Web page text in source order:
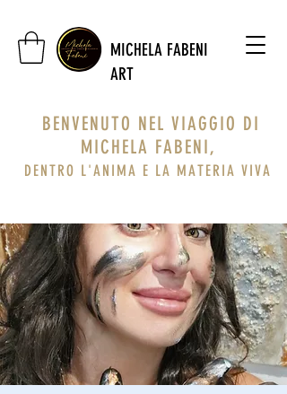
MICHELA FABENI
ART
BENVENUTO NEL VIAGGIO DI
MICHELA FABENI,
DENTRO L'ANIMA E LA MATERIA VIVA